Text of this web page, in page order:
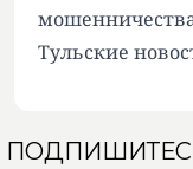
Тульские